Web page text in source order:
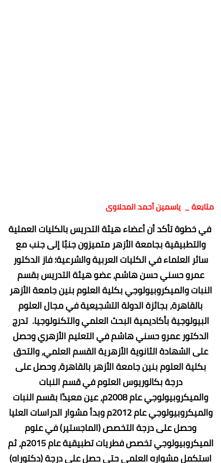
متابعة _ ياسمين أحمد المحلاوى
في خطوة تأكد أن أعضاء هيئة التدريس بالكليات العملية
والتطبيقية بجامعة الأزهر متميزون جنبًا إلى جنب مع
سائر العلماء في الكليات العربية والشرعية؛ فاز الدكتور
عمرو حسني حسن هاشم، عضو هيئة التدريس بقسم
النبات والميكروبيولوجي بكلية العلوم بنين جامعة الأزهر
بالقاهرة، بجائزة الدولة التشجيعية في مجال العلوم
البيولوجية بأكاديمية البحث العلمي والتكنولوجيا. تدرج
الدكتور عمرو حسني هاشم في التعليم الأزهري وحصل
على الشهادة الثانوية الأزهرية القسم العلمي، والتحق
بكلية العلوم بنين جامعة الأزهر بالقاهرة، وحصل على
درجة بكالوريوس العلوم في قسم النبات
والميكروبيولوجي عام 2008م، عين معيدًا بقسم النبات
والميكروبيولوجي عام 2012م وبدأ مشوار الدراسات العليا
وحصل على درجة التخصص (الماجستير) في علوم
الميكروبيولوجي تخصص فطريات تطبيقية عام 2015م، ثم
استكمل مشواره العلمي حتى حصل على درجة (دكتوراه)